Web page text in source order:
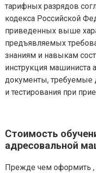
тарифных разрядов
кодекса Российской
приведенных выше
предъявляемых
знаниям и навыкам
инструкция машиниста
документы, требуемые
и тестирования при
Стоимость
адресовальной
Прежде чем оформить ,